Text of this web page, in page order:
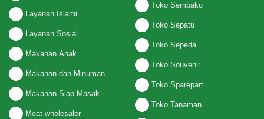
Layanan Islami
Layanan Sosial
Makanan Anak
Makanan dan Minuman
Makanan Siap Masak
Meat wholesaler
Toko Sembako
Toko Sepatu
Toko Sepeda
Toko Souvenir
Toko Sparepart
Toko Tanaman